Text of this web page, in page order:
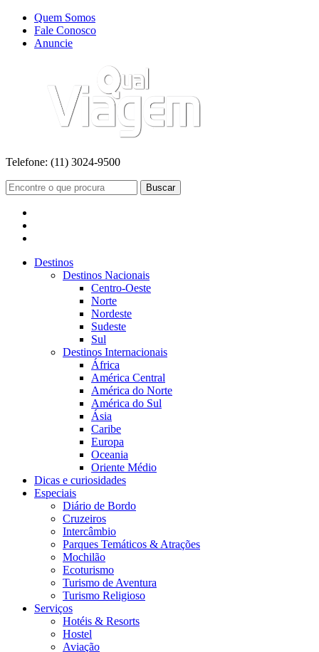
Quem Somos
Fale Conosco
Anuncie
Telefone: (11) 3024-9500
Buscar
Destinos
Destinos Nacionais
Centro-Oeste
Norte
Nordeste
Sudeste
Sul
Destinos Internacionais
África
América Central
América do Norte
América do Sul
Ásia
Caribe
Europa
Oceania
Oriente Médio
Dicas e curiosidades
Especiais
Diário de Bordo
Cruzeiros
Intercâmbio
Parques Temáticos & Atrações
Mochilão
Ecoturismo
Turismo de Aventura
Turismo Religioso
Serviços
Hotéis & Resorts
Hostel
Aviação